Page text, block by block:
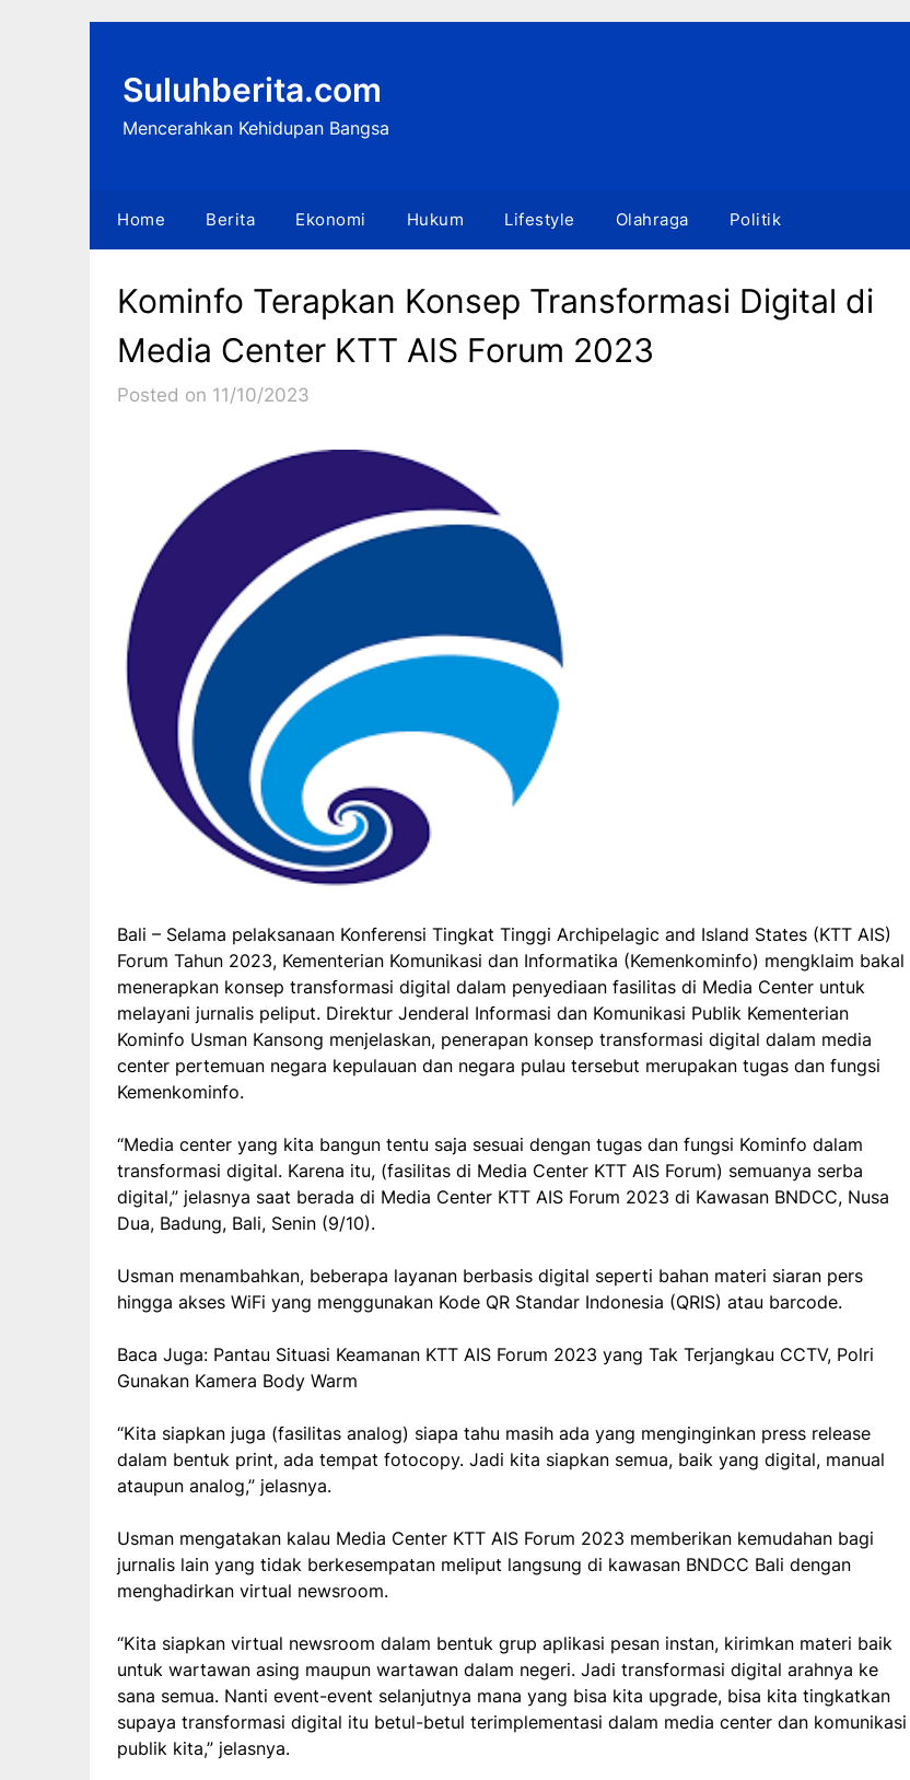
Suluhberita.com
Mencerahkan Kehidupan Bangsa
Home Berita Ekonomi Hukum Lifestyle Olahraga Politik
Kominfo Terapkan Konsep Transformasi Digital di
Media Center KTT AIS Forum 2023
Posted on 11/10/2023
Bali – Selama pelaksanaan Konferensi Tingkat Tinggi Archipelagic and Island States (KTT AIS)
Forum Tahun 2023, Kementerian Komunikasi dan Informatika (Kemenkominfo) mengklaim bakal
menerapkan konsep transformasi digital dalam penyediaan fasilitas di Media Center untuk
melayani jurnalis peliput. Direktur Jenderal Informasi dan Komunikasi Publik Kementerian
Kominfo Usman Kansong menjelaskan, penerapan konsep transformasi digital dalam media
center pertemuan negara kepulauan dan negara pulau tersebut merupakan tugas dan fungsi
Kemenkominfo.
“Media center yang kita bangun tentu saja sesuai dengan tugas dan fungsi Kominfo dalam
transformasi digital. Karena itu, (fasilitas di Media Center KTT AIS Forum) semuanya serba
digital,” jelasnya saat berada di Media Center KTT AIS Forum 2023 di Kawasan BNDCC, Nusa
Dua, Badung, Bali, Senin (9/10).
Usman menambahkan, beberapa layanan berbasis digital seperti bahan materi siaran pers
hingga akses WiFi yang menggunakan Kode QR Standar Indonesia (QRIS) atau barcode.
Baca Juga: Pantau Situasi Keamanan KTT AIS Forum 2023 yang Tak Terjangkau CCTV, Polri
Gunakan Kamera Body Warm
“Kita siapkan juga (fasilitas analog) siapa tahu masih ada yang menginginkan press release
dalam bentuk print, ada tempat fotocopy. Jadi kita siapkan semua, baik yang digital, manual
ataupun analog,” jelasnya.
Usman mengatakan kalau Media Center KTT AIS Forum 2023 memberikan kemudahan bagi
jurnalis lain yang tidak berkesempatan meliput langsung di kawasan BNDCC Bali dengan
menghadirkan virtual newsroom.
“Kita siapkan virtual newsroom dalam bentuk grup aplikasi pesan instan, kirimkan materi baik
untuk wartawan asing maupun wartawan dalam negeri. Jadi transformasi digital arahnya ke
sana semua. Nanti event-event selanjutnya mana yang bisa kita upgrade, bisa kita tingkatkan
supaya transformasi digital itu betul-betul terimplementasi dalam media center dan komunikasi
publik kita,” jelasnya.